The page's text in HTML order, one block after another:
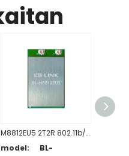
M8812EU5 2T2R 802.11b/g/n Modul WiFi
model:
BL-